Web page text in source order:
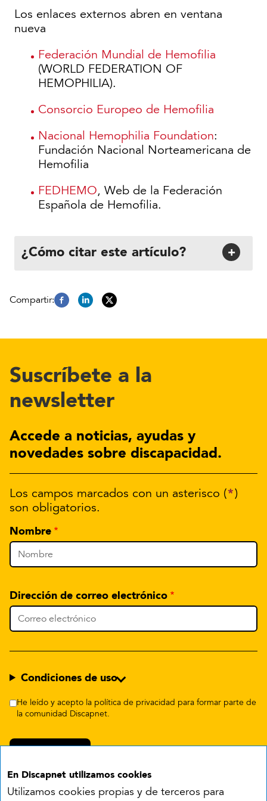
En Discapnet utilizamos cookies
Utilizamos cookies propias y de terceros para
Los enlaces externos abren en ventana
nueva
Federación Mundial de Hemofilia
(WORLD FEDERATION OF
HEMOPHILIA).
Consorcio Europeo de Hemofilia
Nacional Hemophilia Foundation:
Fundación Nacional Norteamericana de
Hemofilia
FEDHEMO, Web de la Federación
Española de Hemofilia.
¿Cómo citar este artículo? +
Suscríbete a la
newsletter
Accede a noticias, ayudas y
novedades sobre discapacidad.
Los campos marcados con un asterisco (*)
son obligatorios.
Nombre
Dirección de correo electrónico
Condiciones de uso
He leído y acepto la política de privacidad para formar parte de
la comunidad Discapnet.